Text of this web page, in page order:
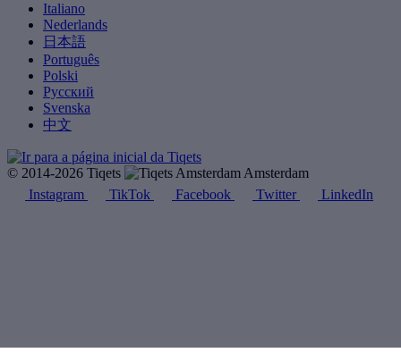
Italiano
Nederlands
日本語
Português
Polski
Русский
Svenska
中文
© 2014-2026 Tiqets
Amsterdam
Instagram
TikTok Facebook Twitter LinkedIn